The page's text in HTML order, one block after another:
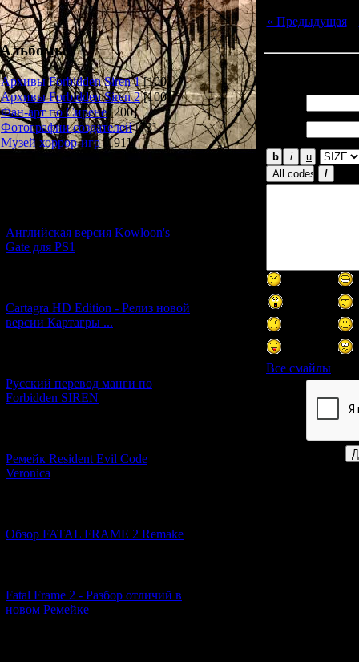
Альбомы
Архивы Forbidden Siren 1 [100]
Архивы Forbidden Siren 2 [100]
Фан-арт по Сирене [200]
Фотографии создателей [73]
Музей хоррор-игр
[191]
Английская версия Kowloon's
Gate для PS1
Cartagra HD Edition - Релиз новой
версии Картагры ...
Русский перевод манги по
Forbidden SIREN
Ремейк Resident Evil Code
Veronica
Обзор FATAL FRAME 2 Remake
Fatal Frame 2 - Разбор отличий в
новом Ремейке
« Предыдущая|
Все смайлы